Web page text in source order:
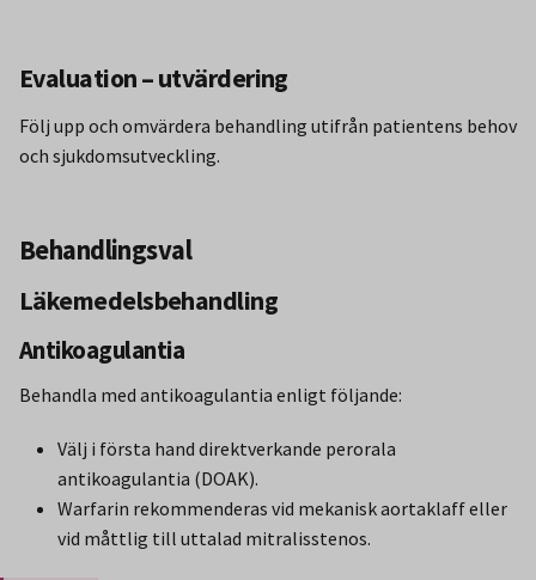
Evaluation – utvärdering
Följ upp och omvärdera behandling utifrån patientens behov
och sjukdomsutveckling.
Behandlingsval
Läkemedelsbehandling
Antikoagulantia
Behandla med antikoagulantia enligt följande:
Välj i första hand direktverkande perorala
antikoagulantia (DOAK).
Warfarin rekommenderas vid mekanisk aortaklaff eller
vid måttlig till uttalad mitralisstenos.